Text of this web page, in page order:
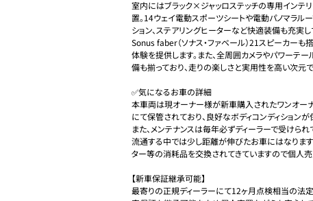
室内にはブラック×ジャッロステッチの専用インテ
置。14ウェイ電動スポーツシートや電動パノマラル
ション、ステアリングヒーターなど快適装備も充実し
Sonus faber（ソナス・ファベール）21スピーカーも
体験を提供します。また、全周囲カメラやパワーテ
備も揃っており、走りの楽しさと実用性を高い次元
✅気になるお車の詳細
本車両は現オーナー様が新車購入されたワンオー
にて保管されており、良好なボディコンディションが
また、メンテナンスは毎年必ずディーラーで受けら
流通する中では少し距離が伸びたお車にはなりま
ター等の消耗品を交換されてきていますので個人売
【新車保証継承可能】
最寄りの正規ディーラーにて12ヶ月点検相当の法定